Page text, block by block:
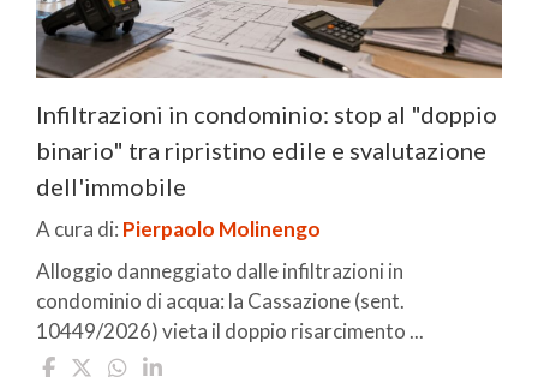
Infiltrazioni in condominio: stop al "doppio
binario" tra ripristino edile e svalutazione
dell'immobile
A cura di: Pierpaolo Molinengo
Alloggio danneggiato dalle infiltrazioni in
condominio di acqua: la Cassazione (sent.
10449/2026) vieta il doppio risarcimento ...